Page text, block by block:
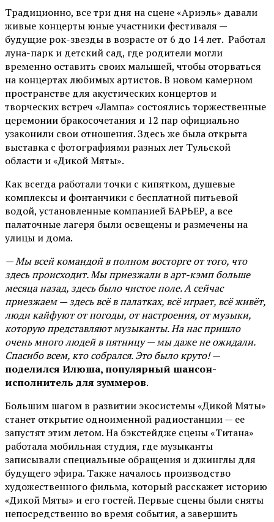
Традиционно, все три дня на сцене«Ариэль» давали
живые концерты юные участники фестиваля —
будущие рок-звезды в возрасте от 6 до 14 лет. Работал
луна-парк и детский сад, где родители могли
временно оставить своих малышей, чтобы оторваться
на концертах любимых артистов. В новом камерном
пространстве для акустических концертов и
творческих встреч «Лампа» состоялись торжественные
церемонии бракосочетания и 12 пар официально
узаконили свои отношения. Здесь же была открыта
выставка с фотографиями разных лет Тульской
области и «Дикой Мяты».
Как всегда работали точки с кипятком, душевые
комплексы и фонтанчики с бесплатной питьевой
водой, установленные компанией БАРЬЕР, а все
палаточные лагеря были освещены и размечены на
улицы и дома.
— Мы всей командой в полном восторге от того, что
здесь происходит. Мы приезжали в арт-кэмп больше
месяца назад, здесь было чистое поле. А сейчас
приезжаем — здесь всё в палатках, всё играет, всё живёт,
люди кайфуют от погоды, от настроения, от музыки,
которую представляют музыканты. На нас пришло
очень много людей в пятницу — мы даже не ожидали.
Спасибо всем, кто собрался. Это было круто!—
поделился Илюша, популярный шансон-
исполнитель для зуммеров.
Большим шагом в развитии экосистемы «Дикой Мяты»
станет открытие одноименной радиостанции — ее
запустят этим летом. На бэкстейдже сцены «Титана»
работала мобильная студия, где музыканты
записывали специальные обращения и джинглы для
будущего эфира. Также началось производство
художественного фильма, который расскажет историю
«Дикой Мяты» и его гостей. Первые сцены были сняты
непосредственно во время события, а завершить